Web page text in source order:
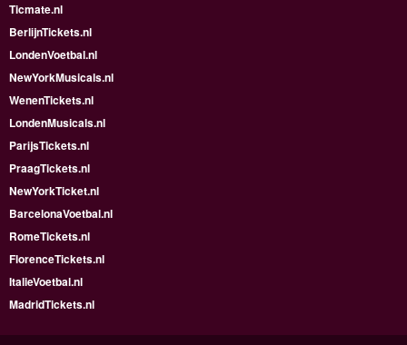
Ticmate.nl
BerlijnTickets.nl
LondenVoetbal.nl
NewYorkMusicals.nl
WenenTickets.nl
LondenMusicals.nl
ParijsTickets.nl
PraagTickets.nl
NewYorkTicket.nl
BarcelonaVoetbal.nl
RomeTickets.nl
FlorenceTickets.nl
ItalieVoetbal.nl
MadridTickets.nl